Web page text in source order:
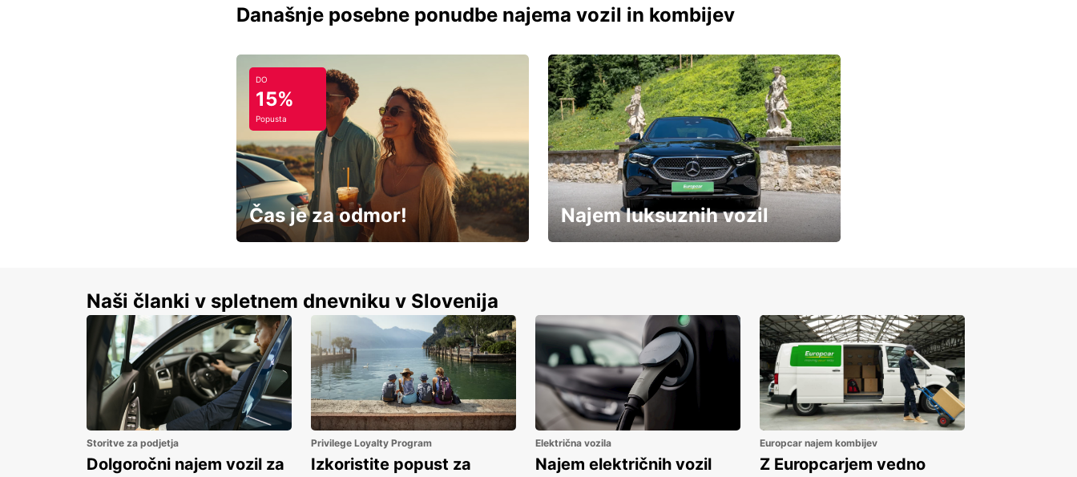
Današnje posebne ponudbe najema vozil in kombijev
DO
15%
Popusta
Čas je za odmor! Najem luksuznih vozil
Naši članki v spletnem dnevniku v Slovenija
Storitve za podjetja
Dolgoročni najem vozil za
Privilege Loyalty Program
Izkoristite popust za
Električna vozila
Najem električnih vozil
Europcar najem kombijev
Z Europcarjem vedno